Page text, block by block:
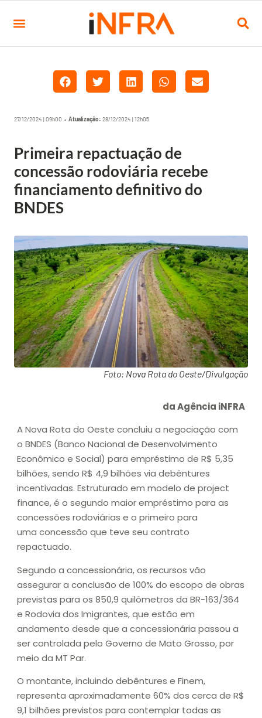
27/12/2024 | 09h00 • Atualização: 28/12/2024 | 12h05
Primeira repactuação de
concessão rodoviária recebe
financiamento definitivo do
BNDES
Foto: Nova Rota do Oeste/Divulgação
da Agência iNFRA
A Nova Rota do Oeste concluiu a negociação com
o BNDES (Banco Nacional de Desenvolvimento
Econômico e Social) para empréstimo de R$ 5,35
bilhões, sendo R$ 4,9 bilhões via debêntures
incentivadas. Estruturado em modelo de project
finance, é o segundo maior empréstimo para as
concessões rodoviárias e o primeiro para
uma concessão que teve seu contrato
repactuado.
Segundo a concessionária, os recursos vão
assegurar a conclusão de 100% do escopo de obras
previstas para os 850,9 quilômetros da BR-163/364
e Rodovia dos Imigrantes, que estão em
andamento desde que a concessionária passou a
ser controlada pelo Governo de Mato Grosso, por
meio da MT Par.
O montante, incluindo debêntures e Finem,
representa aproximadamente 60% dos cerca de R$
9,1 bilhões previstos para contemplar todas as